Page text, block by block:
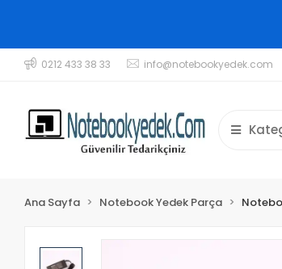
0212 433 38 33 info@notebookyedek.com
Ana Sayfa Notebook Yedek Parça